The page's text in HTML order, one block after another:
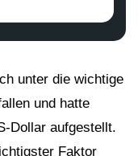
unter die wichtige
und hatte
Dollar aufgestellt.
Faktor